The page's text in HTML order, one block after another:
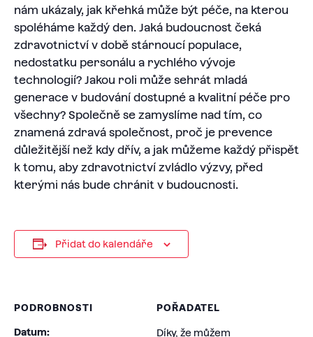
nám ukázaly, jak křehká může být péče, na kterou
spoléháme každý den. Jaká budoucnost čeká
zdravotnictví v době stárnoucí populace,
nedostatku personálu a rychlého vývoje
technologií? Jakou roli může sehrát mladá
generace v budování dostupné a kvalitní péče pro
všechny? Společně se zamyslíme nad tím, co
znamená zdravá společnost, proč je prevence
důležitější než kdy dřív, a jak můžeme každý přispět
k tomu, aby zdravotnictví zvládlo výzvy, před
kterými nás bude chránit v budoucnosti.
Přidat do kalendáře
PODROBNOSTI
Datum:
POŘADATEL
Díky, že můžem